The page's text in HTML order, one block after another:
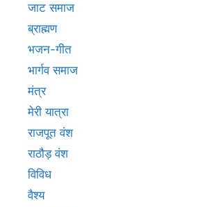
जाट समाज
ब्राह्मण
भजन-गीत
भार्गव समाज
मंत्र
मेरी यात्रा
राजपूत वंश
राठौड़ वंश
विविध
वैश्य